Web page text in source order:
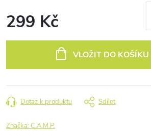
299 Kč
VLOŽIT DO KOŠÍKU
Dotaz k produktu Sdílet
Značka:C.A.M.P.